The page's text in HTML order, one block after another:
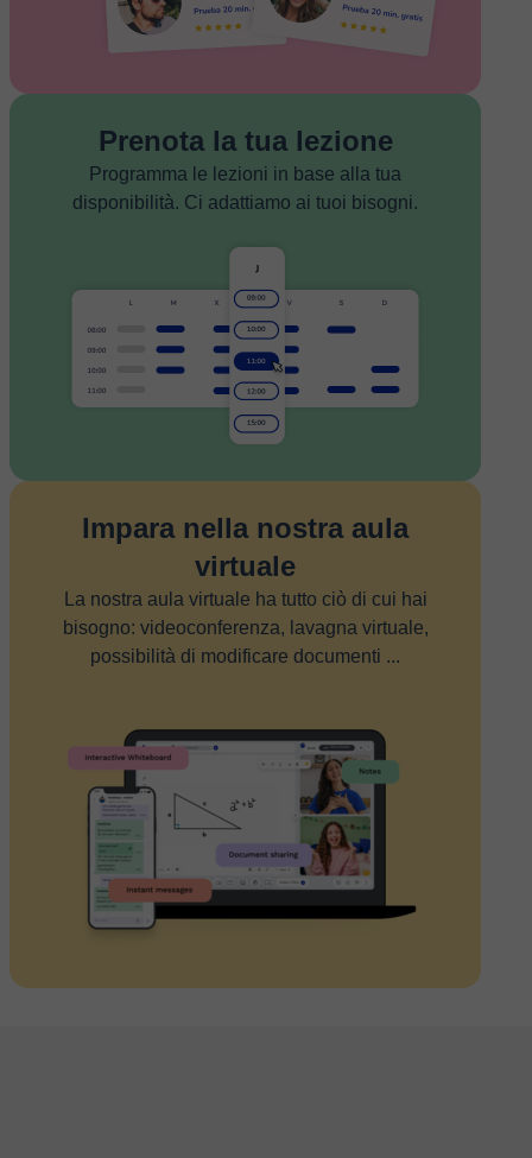
Prenota la tua lezione
Programma le lezioni in base alla tua
disponibilità. Ci adattiamo ai tuoi bisogni.
Impara nella nostra aula
virtuale
La nostra aula virtuale ha tutto ciò di cui hai
bisogno: videoconferenza, lavagna virtuale,
possibilità di modificare documenti ...